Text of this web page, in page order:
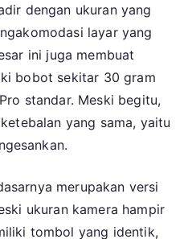
dengan ukuran yang
layar yang
ini juga membuat
bobot sekitar 30 gram
standar. Meski begitu,
yang sama, yaitu
merupakan versi
ukuran kamera hampir
tombol yang identik,